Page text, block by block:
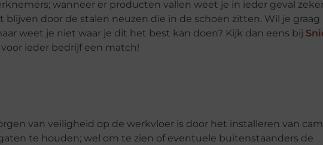
wanneer er producten vallen weet je in ieder geval
door de stalen neuzen die in de schoen zitten. Wil je graag
weet je niet waar je dit het best kan doen? Kijk dan eens bij
ieder bedrijf een match!
van veiligheid op de werkvloer is door het installeren van
te houden; wel om te zien of eventuele buitenstaanders de